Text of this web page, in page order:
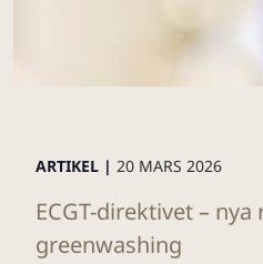
ARTIKEL | 20 MARS 2026
ECGT-direktivet –
greenwashing